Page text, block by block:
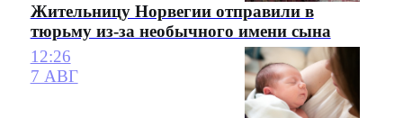
Жительницу Норвегии отправили в
тюрьму из-за необычного имени сына
12:26
7 АВГ